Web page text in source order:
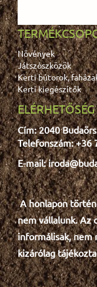
Növények
Játszószközök
Kerti bútorok,
Kerti kiegészítők
ELÉRHETŐSÉG
Cím: 2040
Telefonszám: +36
E-mail:
A honlapon
nem vállalunk. Az
informálisak, nem
kizárólag